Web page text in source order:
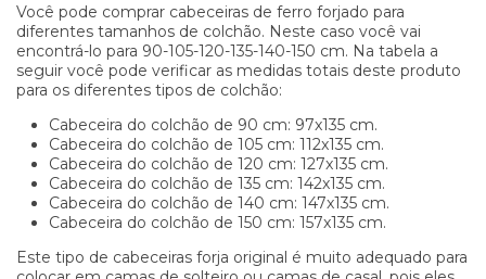
Você pode comprar cabeceiras de ferro forjado para
diferentes tamanhos de colchão. Neste caso você vai
encontrá-lo para 90-105-120-135-140-150 cm. Na tabela a
seguir você pode verificar as medidas totais deste produto
para os diferentes tipos de colchão:
Cabeceira do colchão de 90 cm: 97x135 cm.
Cabeceira do colchão de 105 cm: 112x135 cm.
Cabeceira do colchão de 120 cm: 127x135 cm.
Cabeceira do colchão de 135 cm: 142x135 cm.
Cabeceira do colchão de 140 cm: 147x135 cm.
Cabeceira do colchão de 150 cm: 157x135 cm.
Este tipo de cabeceiras forja original é muito adequado para